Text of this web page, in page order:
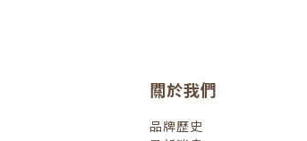
關於我們
品牌歷史